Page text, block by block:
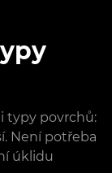
typy povrchů:
Není potřeba
úklidu